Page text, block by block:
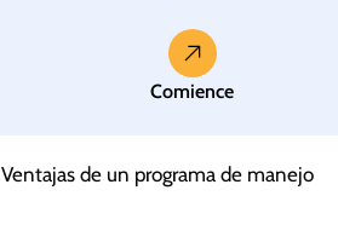
Comience
Ventajas de un programa de manejo